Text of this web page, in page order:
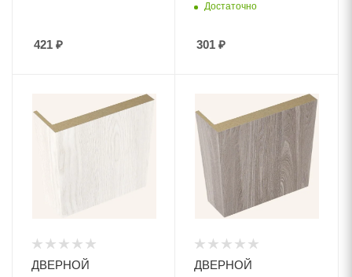
421 ₽
Достаточно
301 ₽
ДВЕРНОЙ
ДВЕРНОЙ